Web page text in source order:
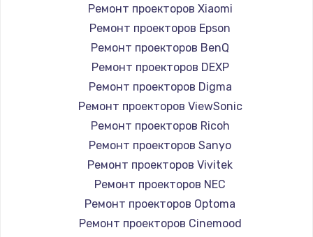
Ремонт проекторов Xiaomi
Ремонт проекторов Epson
Ремонт проекторов BenQ
Ремонт проекторов DEXP
Ремонт проекторов Digma
Ремонт проекторов ViewSonic
Ремонт проекторов Ricoh
Ремонт проекторов Sanyo
Ремонт проекторов Vivitek
Ремонт проекторов NEC
Ремонт проекторов Optoma
Ремонт проекторов Cinemood